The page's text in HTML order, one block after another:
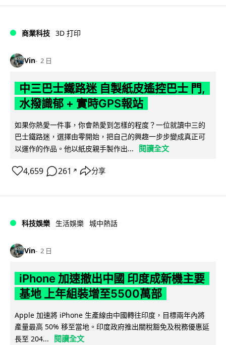
商業科技 3D 打印
Vin 2 日
中三巴士鐵路迷 自製紙皮遙控巴士 門,
水撥識郁 + 實時GPS報站
如果你熱愛一件事，你會熱愛到怎樣的程度？一位就讀中三的
巴士鐵路迷，選擇由零開始，把自己的興趣一步步變成真正可
以運作的作品。他以紙皮親手製作出...
閱讀全文
4,659 261 ↗ 分享
科技娛樂 生活娛樂 城中熱話
Vin 2 日
iPhone 加速撤出中國 印度成新機主要
基地 上年組裝增至5500萬部
Apple 加速將 iPhone 生產線由中國轉往印度，目標兩年內將
產量最高 50% 移至當地。印度政府推出關稅豁免及稅務優惠延
長至 204...
閱讀全文